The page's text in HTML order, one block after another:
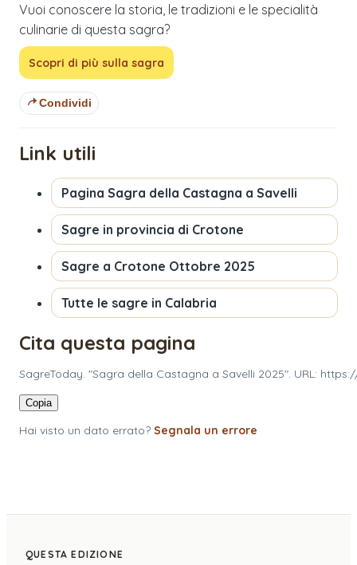
Vuoi conoscere la storia, le tradizioni e le specialità
culinarie di questa sagra?
Scopri di più sulla sagra
Condividi
Link utili
Pagina Sagra della Castagna a Savelli
Sagre in provincia di Crotone
Sagre a Crotone Ottobre 2025
Tutte le sagre in Calabria
Cita questa pagina
SagreToday. "Sagra della Castagna a Savelli 2025". URL:
Copia
Hai visto un dato errato? Segnala un errore
QUESTA EDIZIONE